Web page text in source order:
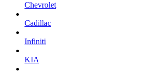
Chevrolet
Cadillac
Infiniti
KIA